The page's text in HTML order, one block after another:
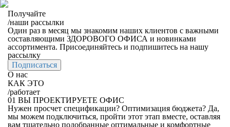
Получайте
/наши рассылки
Один раз в месяц мы знакомим наших клиентов с важными
составляющими ЗДОРОВОГО ОФИСА и новинками
ассортимента. Присоединяйтесь и подпишитесь на нашу
рассылку
Подписаться
О нас
КАК ЭТО
/работает
01 ВЫ ПРОЕКТИРУЕТЕ ОФИС
Нужен просчет спецификации? Оптимизация бюджета? Да,
мы можем подключиться, пройти этот этап вместе, оставляя
вам тщательно подобранные оптимальные и комфортные